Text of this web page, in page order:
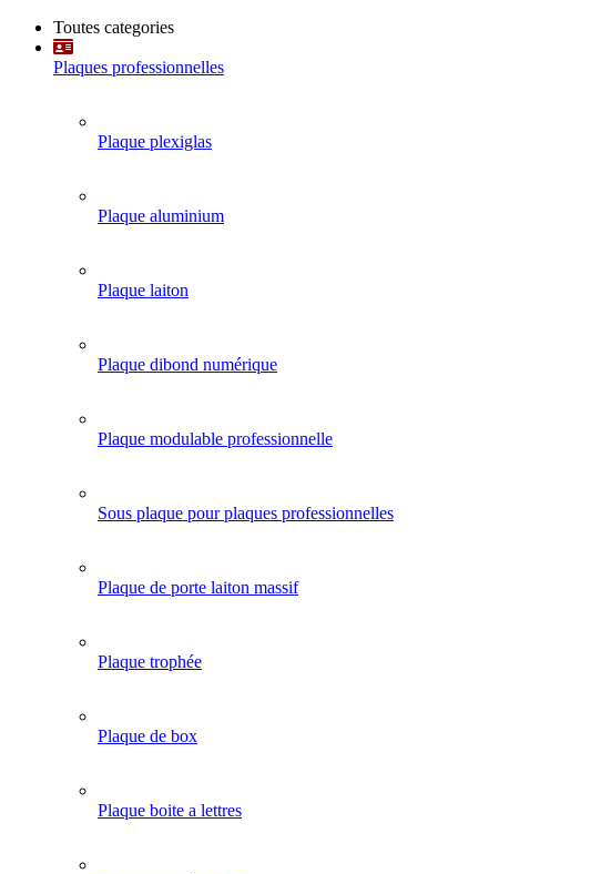
Toutes categories
Plaques professionnelles
Plaque plexiglas
Plaque aluminium
Plaque laiton
Plaque dibond numérique
Plaque modulable professionnelle
Sous plaque pour plaques professionnelles
Plaque de porte laiton massif
Plaque trophée
Plaque de box
Plaque boite a lettres